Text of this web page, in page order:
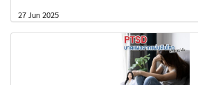
27 Jun 2025